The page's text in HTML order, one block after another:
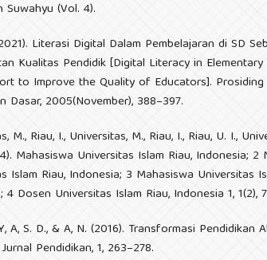
Suwahyu (Vol. 4).
Literasi Digital Dalam Pembelajaran di SD
Kualitas Pendidik [Digital Literacy in
to Improve the Quality of Educators]. Prosiding
Dasar, 2005(November), 388–397.
M., Riau, I., Universitas, M., Riau, I., Riau, U. I.,
Mahasiswa Universitas Islam Riau, Indonesia; 2
Islam Riau, Indonesia; 3 Mahasiswa Universitas
4 Dosen Universitas Islam Riau, Indonesia 1, 1(2),
A, S. D., & A, N. (2016). Transformasi Pendidikan
Pendidikan, 1, 263–278.